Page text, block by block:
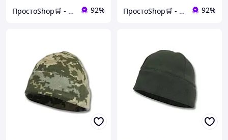
ПростоShop🛒 - онлайн магазин простих товарів💡 92% ПростоShop🛒 - онлайн магазин простих товарів💡 92%